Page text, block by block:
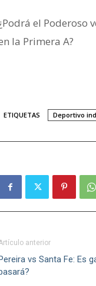
el Poderoso
la Primera A?
ETIQUETAS Deportivo
anterior
vs Santa Fe: Es